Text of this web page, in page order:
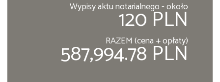
Wypisy aktu notarialnego - około
120 PLN
RAZEM (cena + opłaty)
587,994.78 PLN